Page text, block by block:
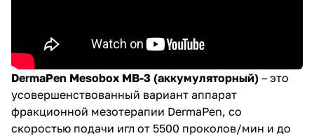
DermaPen Mesobox MB-3 (аккумуляторный) – это
усовершенствованный вариант аппарат
фракционной мезотерапии DermaPen, со
скоростью подачи игл от 5500 проколов/мин и до